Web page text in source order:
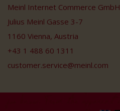
Meinl Internet Commerce GmbH
Julius Meinl Gasse 3-7
1160 Vienna, Austria
+43 1 488 60 1311
customer.service@meinl.com